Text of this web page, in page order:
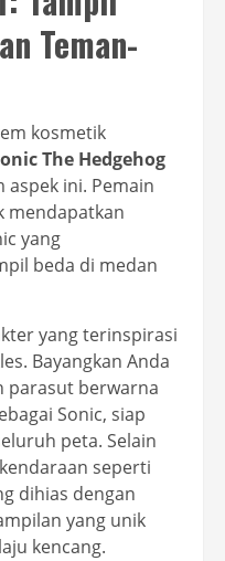
Teman-
kosmetik
The Hedgehog
aspek ini. Pemain
mendapatkan
yang
beda di medan
yang terinspirasi
Bayangkan Anda
parasut berwarna
Sonic, siap
peta. Selain
kendaraan seperti
dihias dengan
yang unik
kencang.